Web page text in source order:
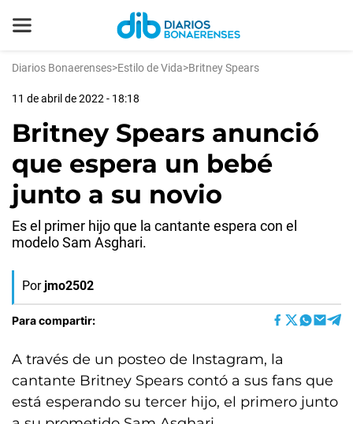
Diarios Bonaerenses>Estilo de Vida>Britney Spears
11 de abril de 2022 - 18:18
Britney Spears anunció
que espera un bebé
junto a su novio
Es el primer hijo que la cantante espera con el
modelo Sam Asghari.
Por jmo2502
Para compartir:
A través de un posteo de Instagram, la
cantante Britney Spears contó a sus fans que
está esperando su tercer hijo, el primero junto